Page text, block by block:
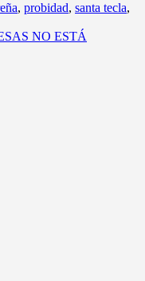
, probidad, santa tecla,
NO ESTÁ